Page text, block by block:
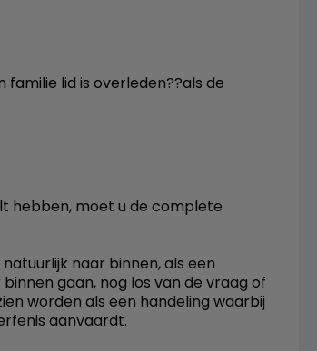
familie lid is overleden??als de
hebben, moet u de complete
naar binnen, als een
gaan, nog los van de vraag of
worden als een handeling waarbij
aanvaardt.